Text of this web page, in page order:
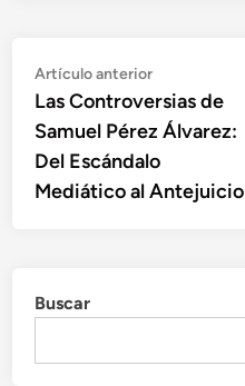
Navegación
de
entradas
Artículo anteriorArtículo
anterior:
Las Controversias de
Samuel Pérez Álvarez:
Del Escándalo
Mediático al Antejuicio
Buscar